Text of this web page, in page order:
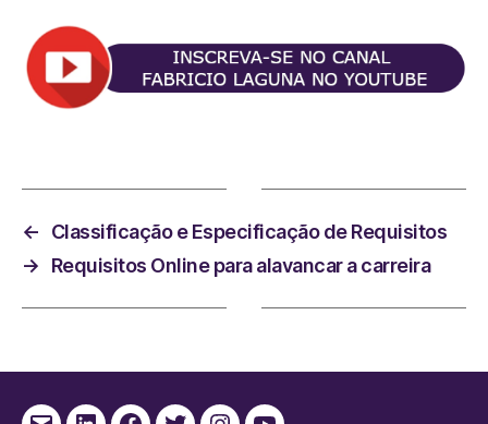
←
Classificação e Especificação de Requisitos
→
Requisitos Online para alavancar a carreira